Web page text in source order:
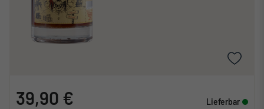
39,90 € Lieferbar